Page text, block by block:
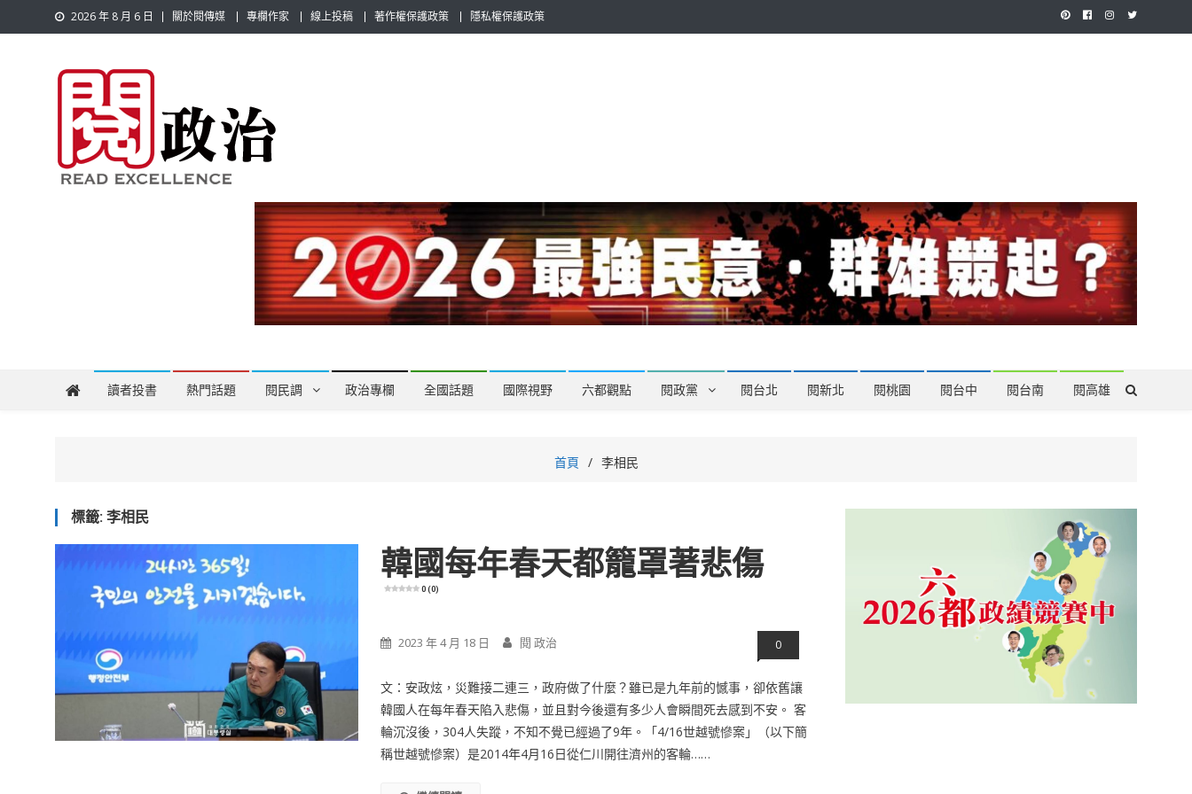
to
2026 年 8 月 6 日 關於閱傳媒 專欄作家 線上投稿 著作權保護政策 隱私權保護政策
閱政治 Read Gov News
讀者投書 熱門話題 閱民調 政治專欄 全國話題 國際視野 六都觀點 閱政黨 閱台北 閱新北 閱桃園 閱台中 閱台南 閱高雄
首頁 李相民
標籤: 李相民
韓國每年春天都籠罩著悲傷
0 (0)
2023 年 4 月 18 日 閱 政治 0
文：安政炫，災難接二連三，政府做了什麼？雖已是九年前的憾事，卻依舊讓
韓國人在每年春天陷入悲傷，並且對今後還有多少人會瞬間死去感到不安。 客
輪沉沒後，304人失蹤，不知不覺已經過了9年。「4/16世越號慘案」（以下簡
稱世越號慘案）是2014年4月16日從仁川開往濟州的客輪……